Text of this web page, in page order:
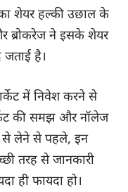
का शेयर हल्की उछाल के
ब्रोकरेज ने इसके शेयर
है।
में निवेश करने से
की समझ और नॉलेज
से लेने से पहले, इन
तरह से जानकारी
ही फायदा हो।